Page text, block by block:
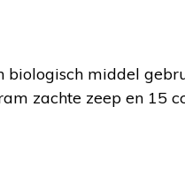
middel
zachte zeep en 15